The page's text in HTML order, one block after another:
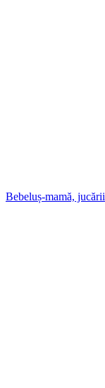
Bebeluș-mamă, jucării